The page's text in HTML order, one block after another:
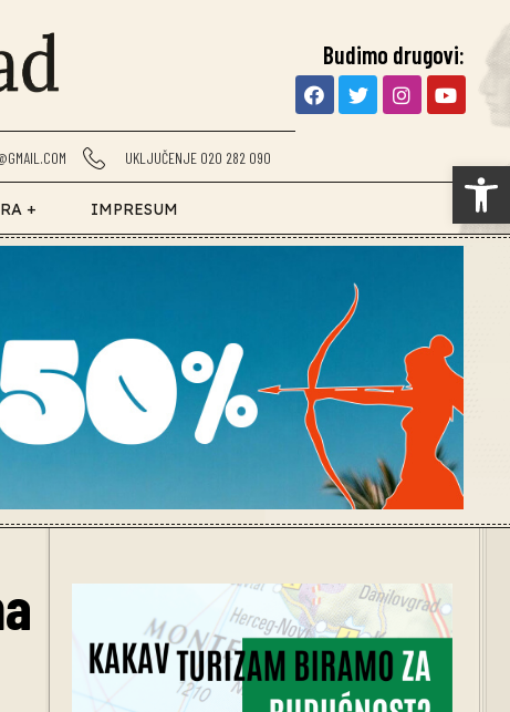
UKLJUČENJE 020 282 090
Budimo drugovi:
+ IMPRESUM